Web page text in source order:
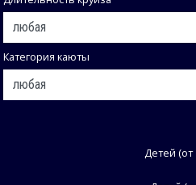
Категория каюты
Детей (от